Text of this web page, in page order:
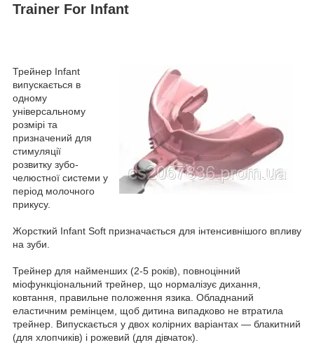
Trainer For Infant
Трейнер Infant
випускається в
одному
універсальному
розмірі та
призначений для
стимуляції
розвитку зубо-
челюстної системи у
період молочного
прикусу.
Жорсткий Infant Soft призначається для інтенсивнішого впливу
на зуби.
Трейнер для найменших (2-5 років), повноцінний
міофункціональний трейнер, що нормалізує дихання,
ковтання, правильне положення язика. Обладнаний
еластичним ремінцем, щоб дитина випадково не втратила
трейнер. Випускається у двох колірних варіантах — блакитний
(для хлопчиків) і рожевий (для дівчаток).